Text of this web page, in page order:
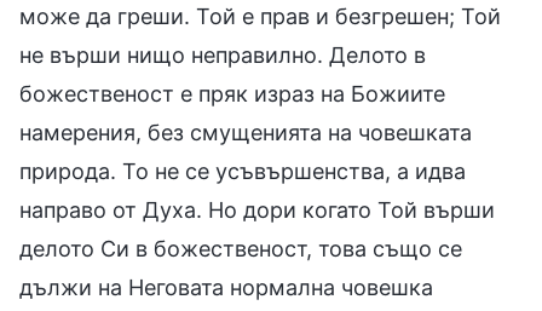
може да греши. Той е прав и безгрешен; Той
не върши нищо неправилно. Делото в
божественост е пряк израз на Божиите
намерения, без смущенията на човешката
природа. То не се усъвършенства, а идва
направо от Духа. Но дори когато Той върши
делото Си в божественост, това също се
дължи на Неговата нормална човешка